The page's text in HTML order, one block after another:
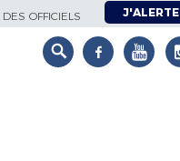
OFFICIELS J'ALERTE